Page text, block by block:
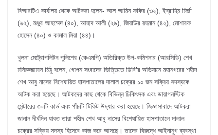
বিআরটিএ কার্যালয় থেকে আটকরা হলেন- আল আমিন ফকির (৩২), ইব্রাহিম মির্জা
(৬২), মঞ্জুর আহম্মেদ (৪০), আহাদ আলী (২৯), জিয়াউর রহমান (৪২), মোশারফ
হোসেন (৪০) ও কামাল মিয়া (৪৪)।
খুলনা মেট্রোপলিটন পুলিশের (কেএমপি) অতিরিক্ত উপ-কমিশনার (আরসিডি) শেখ
মনিরুজ্জামান মিঠু বলেন, গোপন সংবাদের ভিত্তিতে ডিবি’র অভিযানে মহানগরের শহীদ
শেখ আবু নাসের বিশেষায়িত হাসপাতালের দালাল চক্রের ১০ জন সক্রিয় সদস্যকে
আটক করা হয়েছে। আটকদের কাছ থেকে বিভিন্ন চিকিৎসক এবং ডায়াগনস্টিক
সেন্টারের ৩০টি কার্ড এবং পাঁচটি টিকিট উদ্ধার করা হয়েছে। জিজ্ঞাসাবাদে আটকরা
জানান দীর্ঘদিন যাবত তারা শহীদ শেখ আবু নাসের বিশেষায়িত হাসপাতালে দালাল
চক্রের সক্রিয় সদস্য হিসেবে কাজ করে আসছে। তাদের বিরুদ্ধে আইনানুগ ব্যবস্থা